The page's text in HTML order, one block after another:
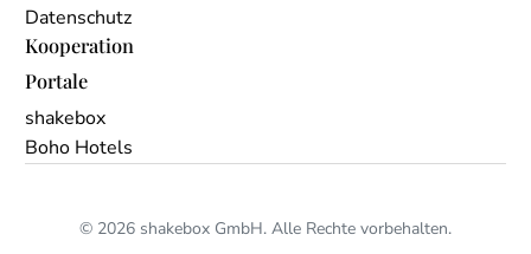
Datenschutz
Kooperation
Portale
shakebox
Boho Hotels
© 2026 shakebox GmbH. Alle Rechte vorbehalten.